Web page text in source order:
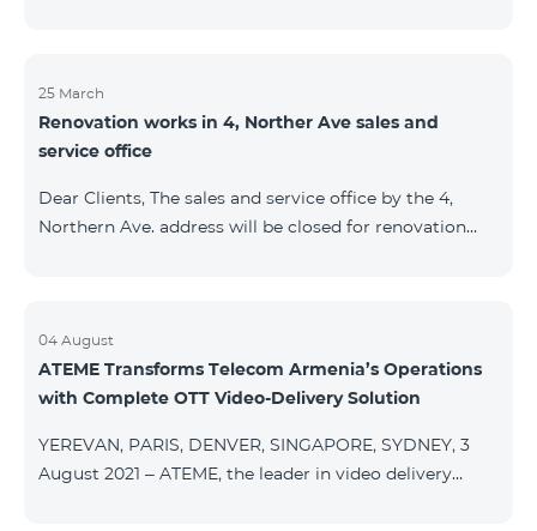
25 March
Renovation works in 4, Norther Ave sales and
service office
Dear Clients, The sales and service office by the 4,
Northern Ave. address will be closed for renovation
offices: Amiryan 3 (Mon-Sun 09:00-24:00) 900 m., 12
minutes walk Abovyan 21 Mon-Sun. 09:00-24:00) 700
m. 10 minutes walk You can find all of the sales and
04 August
ATEME Transforms Telecom Armenia’s Operations
with Complete OTT Video-Delivery Solution
YEREVAN, PARIS, DENVER, SINGAPORE, SYDNEY, 3
August 2021 – ATEME, the leader in video delivery